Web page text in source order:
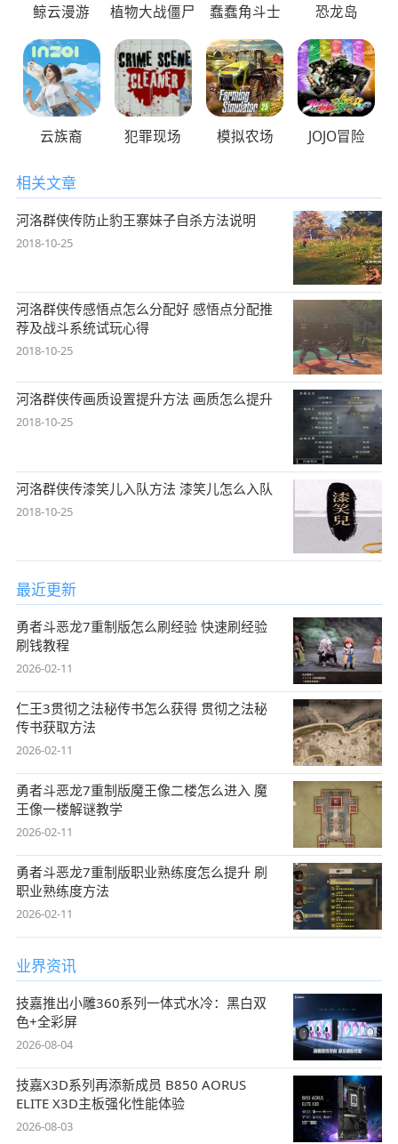
鲸云漫游 植物大战僵尸 蠢蠢角斗士 恐龙岛
云族裔 犯罪现场 模拟农场 JOJO冒险
相关文章
河洛群侠传防止豹王寨妹子自杀方法说明
2018-10-25
河洛群侠传感悟点怎么分配好 感悟点分配推
荐及战斗系统试玩心得
2018-10-25
河洛群侠传画质设置提升方法 画质怎么提升
2018-10-25
河洛群侠传漆笑儿入队方法 漆笑儿怎么入队
2018-10-25
最近更新
勇者斗恶龙7重制版怎么刷经验 快速刷经验
刷钱教程
2026-02-11
仁王3贯彻之法秘传书怎么获得 贯彻之法秘
传书获取方法
2026-02-11
勇者斗恶龙7重制版魔王像二楼怎么进入 魔
王像一楼解谜教学
2026-02-11
勇者斗恶龙7重制版职业熟练度怎么提升 刷
职业熟练度方法
2026-02-11
业界资讯
技嘉推出小雕360系列一体式水冷：黑白双
色+全彩屏
2026-08-04
技嘉X3D系列再添新成员 B850 AORUS
ELITE X3D主板强化性能体验
2026-08-03